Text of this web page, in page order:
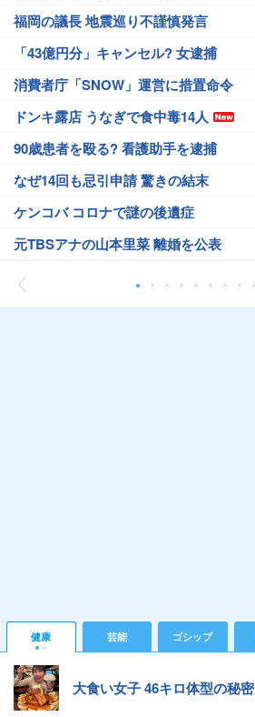
福岡の議長 地震巡り不謹慎発言
「43億円分」キャンセル? 女逮捕
消費者庁「SNOW」運営に措置命令
ドンキ露店 うなぎで食中毒14人
90歳患者を殴る? 看護助手を逮捕
なぜ14回も忌引申請 驚きの結末
ケンコバ コロナで謎の後遺症
元TBSアナの山本里菜 離婚を公表
健康 芸能 ゴシップ
大食い女子 46キロ体型の秘密